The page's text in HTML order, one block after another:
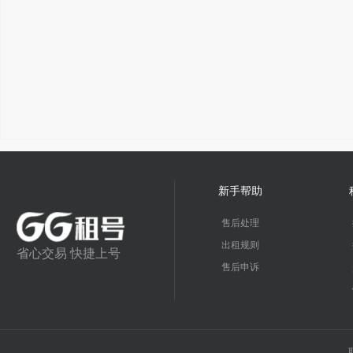
省心交易 快捷上号
新手帮助
售后处理
出租规则
售后申诉